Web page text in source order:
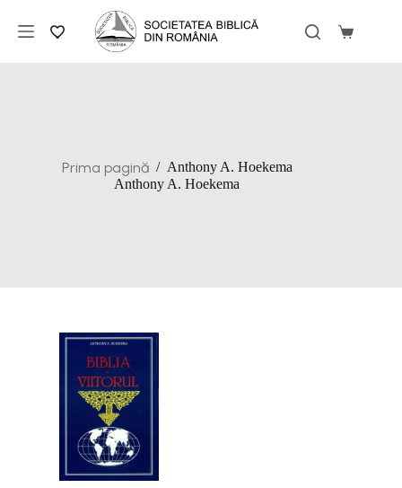
conținut
Coș
Prima pagină / Anthony A. Hoekema
Anthony A. Hoekema